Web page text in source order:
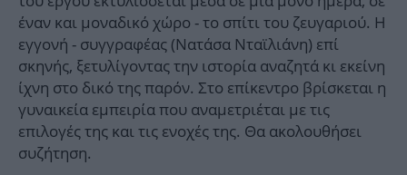
έναν και μοναδικό χώρο - το σπίτι του ζευγαριού. Η
εγγονή - συγγραφέας (Νατάσα Νταϊλιάνη) επί
σκηνής, ξετυλίγοντας την ιστορία αναζητά κι εκείνη
ίχνη στο δικό της παρόν. Στο επίκεντρο βρίσκεται η
γυναικεία εμπειρία που αναμετριέται με τις
επιλογές της και τις ενοχές της. Θα ακολουθήσει
συζήτηση.